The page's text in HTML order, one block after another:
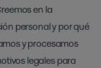
en la
personal y por qué
y procesamos
legales para